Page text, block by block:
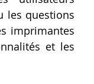
les questions
imprimantes
et les